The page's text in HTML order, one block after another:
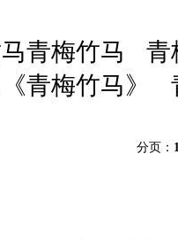
青梅竹马
青
青梅竹马》
分页：